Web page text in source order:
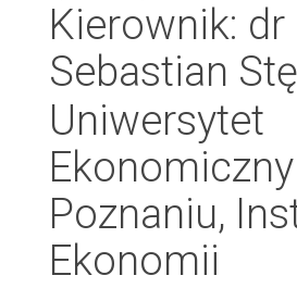
Kierownik: dr
Sebastian
Uniwersytet
Poznaniu,
Ekonomii